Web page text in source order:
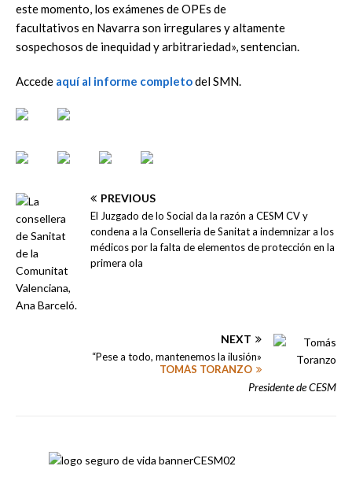
este momento, los exámenes de OPEs de
facultativos en Navarra son irregulares y altamente
sospechosos de inequidad y arbitrariedad», sentencian.
Accede aquí al informe completodel SMN.
PREVIOUS
El Juzgado de lo Social da la razón a CESM CV y
condena a la Conselleria de Sanitat a indemnizar a los
médicos por la falta de elementos de protección en la
primera ola
NEXT
“Pese a todo, mantenemos la ilusión»
TOMÁS TORANZO
Presidente de CESM